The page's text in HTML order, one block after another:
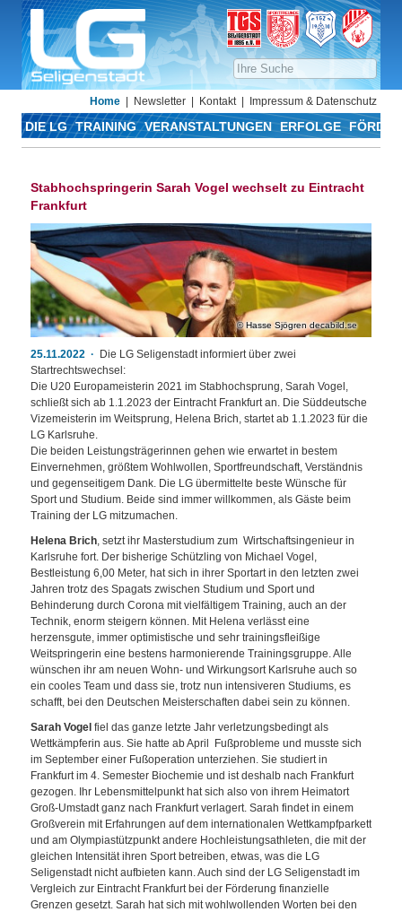
Home Newsletter Kontakt Impressum & Datenschutz
DIE LG TRAINING VERANSTALTUNGEN ERFOLGE
Stabhochspringerin Sarah Vogel wechselt zu Eintracht
Frankfurt
Hasse Sjögren decabild.se
25.11.2022
Die LG Seligenstadt informiert über zwei
Startrechtswechsel:
Die U20 Europameisterin 2021 im Stabhochsprung, Sarah Vogel,
schließt sich ab 1.1.2023 der Eintracht Frankfurt an. Die Süddeutsche
Vizemeisterin im Weitsprung, Helena Brich, startet ab 1.1.2023 für die
LG Karlsruhe.
Die beiden Leistungsträgerinnen gehen wie erwartet in bestem
Einvernehmen, größtem Wohlwollen, Sportfreundschaft, Verständnis
und gegenseitigem Dank. Die LG übermittelte beste Wünsche für
Sport und Studium. Beide sind immer willkommen, als Gäste beim
Training der LG mitzumachen.
Helena Brich, setzt ihr Masterstudium zum Wirtschaftsingenieur in
Karlsruhe fort. Der bisherige Schützling von Michael Vogel,
Bestleistung 6,00 Meter, hat sich in ihrer Sportart in den letzten zwei
Jahren trotz des Spagats zwischen Studium und Sport und
Behinderung durch Corona mit vielfältigem Training, auch an der
Technik, enorm steigern können. Mit Helena verlässt eine
herzensgute, immer optimistische und sehr trainingsfleißige
Weitspringerin eine bestens harmonierende Trainingsgruppe. Alle
wünschen ihr am neuen Wohn- und Wirkungsort Karlsruhe auch so
ein cooles Team und dass sie, trotz nun intensiveren Studiums, es
schafft, bei den Deutschen Meisterschaften dabei sein zu können.
Sarah Vogel fiel das ganze letzte Jahr verletzungsbedingt als
Wettkämpferin aus. Sie hatte ab April Fußprobleme und musste sich
im September einer Fußoperation unterziehen. Sie studiert in
Frankfurt im 4. Semester Biochemie und ist deshalb nach Frankfurt
gezogen. Ihr Lebensmittelpunkt hat sich also von ihrem Heimatort
Groß-Umstadt ganz nach Frankfurt verlagert. Sarah findet in einem
Großverein mit Erfahrungen auf dem internationalen Wettkampfparkett
und am Olympiastützpunkt andere Hochleistungsathleten, die mit der
gleichen Intensität ihren Sport betreiben, etwas, was die LG
Seligenstadt nicht aufbieten kann. Auch sind der LG Seligenstadt im
Vergleich zur Eintracht Frankfurt bei der Förderung finanzielle
Grenzen gesetzt. Sarah hat sich mit wohlwollenden Worten bei den